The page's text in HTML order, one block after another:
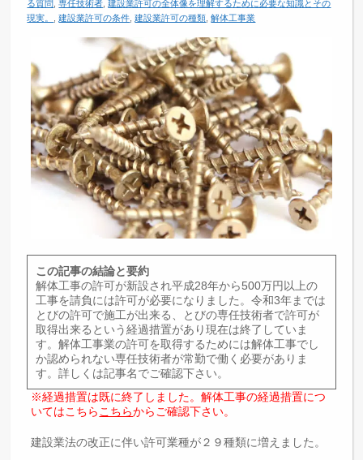
る質問 ,専任技術者 ,建設業許可の全体像を理解するために必要な知識とその
現実。
,建設業許可の条件 ,建設業許可の種類 ,解体工事業
この記事の結論と要約
解体工事の許可が新設され平成28年から500万円以上の
工事を請負には許可が必要になりました。令和3年までは
とびの許可で施工が出来る、とびの専任技術者で許可が
取得出来るという経過措置があり現在は終了していま
す。解体工事業の許可を取得するためには解体工事でし
か認められない専任技術者が常勤で働く必要がありま
す。詳しくは記事名でご確認下さい。
※経過措置は既に終了しました。解体工事の経過措置につ
いてはこちら こちらからご確認下さい。
建設業法の改正に伴い許可業種が２９種類に増えました。